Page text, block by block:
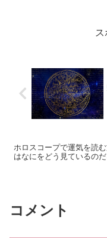
ですか？」といったご相
ホロスコープで運気を読
はなにをどう見ているのだ
コメント